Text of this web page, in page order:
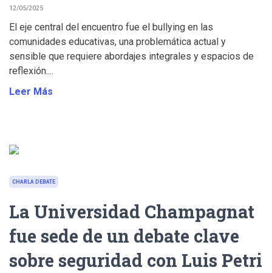
12/05/2025
El eje central del encuentro fue el bullying en las
comunidades educativas, una problemática actual y
sensible que requiere abordajes integrales y espacios de
reflexión....
Leer Más
CHARLA DEBATE
La Universidad Champagnat
fue sede de un debate clave
sobre seguridad con Luis Petri